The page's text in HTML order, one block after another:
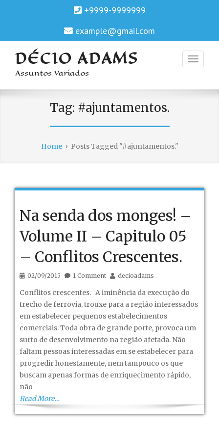
+9999-9999999
example@gmail.com
DÉCIO ADAMS
Assuntos Variados
Tag: #ajuntamentos.
Home› Posts Tagged "#ajuntamentos."
Na senda dos monges! –
Volume II – Capitulo 05
– Conflitos Crescentes.
02/09/2015 1 Comment decioadams
Conflitos crescentes. A iminência da execução do
trecho de ferrovia, trouxe para a região interessados
em estabelecer pequenos estabelecimentos
comerciais. Toda obra de grande porte, provoca um
surto de desenvolvimento na região afetada. Não
faltam pessoas interessadas em se estabelecer para
progredir honestamente, nem tampouco os que
buscam apenas formas de enriquecimento rápido,
não
Read More…